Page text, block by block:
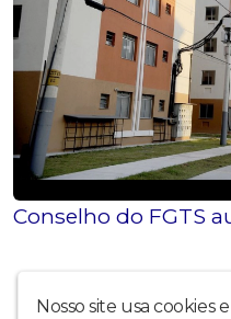
Conselho do FGTS
Nosso site usa cookies